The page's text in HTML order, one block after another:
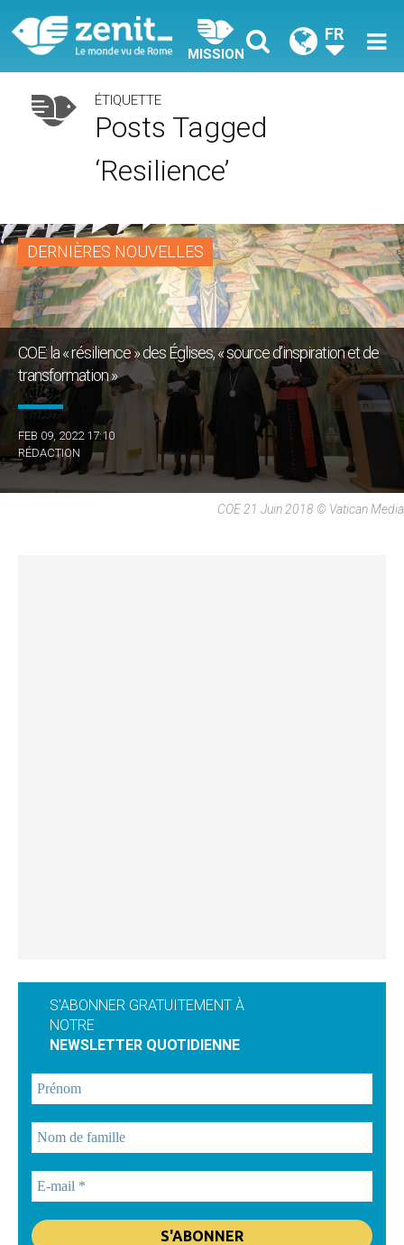
MISSION
FR
ÉTIQUETTE
Posts Tagged
‘resilience’
DERNIÈRES NOUVELLES
COE: la « résilience » des Églises, « source d’inspiration et de
transformation »
FEB 09, 2022 17:10
RÉDACTION
COE 21 Juin 2018 © Vatican Media
S'ABONNER GRATUITEMENT À
NOTRE
NEWSLETTER QUOTIDIENNE